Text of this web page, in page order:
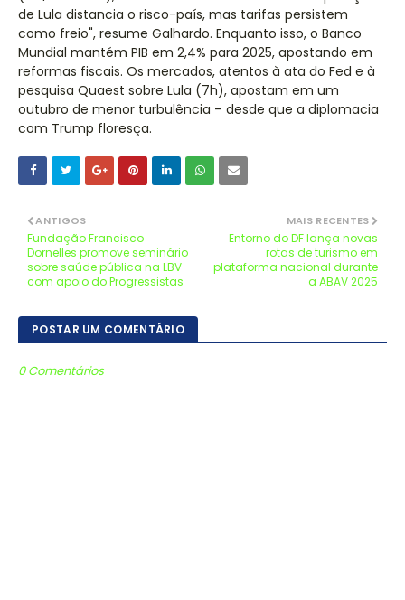
de Lula distancia o risco-país, mas tarifas persistem
como freio", resume Galhardo. Enquanto isso, o Banco
Mundial mantém PIB em 2,4% para 2025, apostando em
reformas fiscais. Os mercados, atentos à ata do Fed e à
pesquisa Quaest sobre Lula (7h), apostam em um
outubro de menor turbulência – desde que a diplomacia
com Trump floresça.
MAIS RECENTES
Entorno do DF lança novas
rotas de turismo em
plataforma nacional durante
a ABAV 2025
ANTIGOS
Fundação Francisco
Dornelles promove seminário
sobre saúde pública na LBV
com apoio do Progressistas
POSTAR UM COMENTÁRIO
0 Comentários